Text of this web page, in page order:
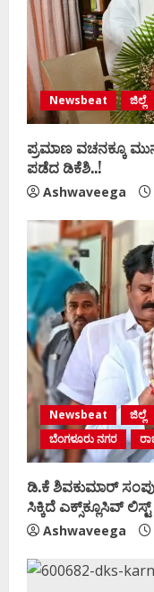
Newsbeat ಜಿಲ್ಲೆ
ಪ್ರಮಾಣ ವಚನಕ್ಕೂ
ಪಡೆದ ಡಿಕೆಶಿ..!
Ashwaveega
Newsbeat ಜಿಲ್ಲೆ
ಬೆಂಗಳೂರು ನಗರ
ಡಿ.ಕೆ ಶಿವಕುಮಾರ್‌
ಸಿಕ್ಕಿದೆ ಎಕ್ಸ್‌ಕ್ಲೂಸಿವ್‌ ಲಿಸ್ಟ್‌
Ashwaveega